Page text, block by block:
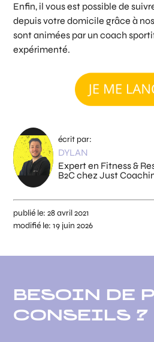
Enfin, il vous est possible de
depuis votre domicile grâce à
sont animées par un coach
expérimenté.
écrit par:
DYLAN
Expert en Fitness &
B2C chez Just
publié le:28 avril 2021
modifié le:19 juin 2026
BESOIN DE
CONSEILS ?